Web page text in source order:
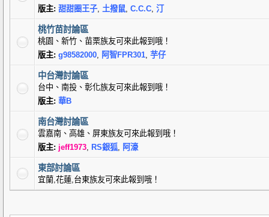
版主: 甜甜圈王子, 土撥鼠, C.C.C, 汀
桃竹苗討論區
桃園、新竹、苗栗族友可來此報到哦！
版主: g98582000, 阿智FPR301, 芋仔
中台灣討論區
台中、南投、彰化族友可來此報到哦！
版主: 華B
南台灣討論區
雲嘉南、高雄、屏東族友可來此報到哦！
版主: jeff1973, RS銀狐, 阿濠
東部討論區
宜蘭,花蓮,台東族友可來此報到哦！